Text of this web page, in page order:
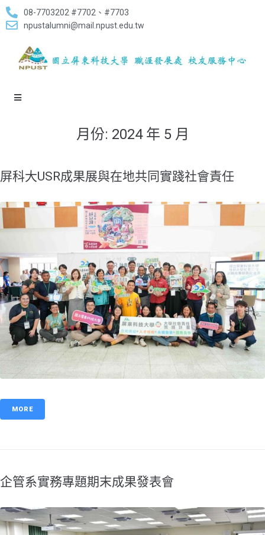
08-7703202 #7702、#7703
npustalumni@mail.npust.edu.tw
月份: 2024 年 5 月
屏科大USR成果展與在地共同實踐社會責任
MORE
企管系實務專題期末成果發表會